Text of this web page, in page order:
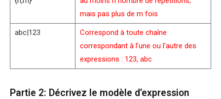
mais pas plus de m fois
abc|123
Correspond à toute chaîne
correspondant à l’une ou l’autre des
expressions : 123, abc
Partie 2: Décrivez le modèle d’expression